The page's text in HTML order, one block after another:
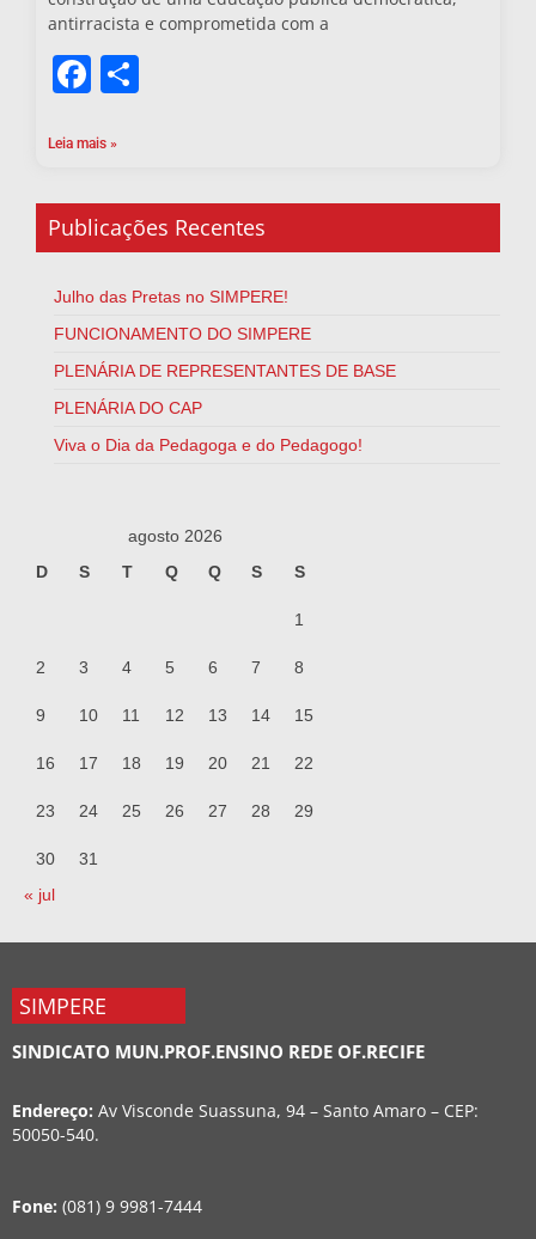
antirracista e comprometida com a
Facebook
Leia mais »
Publicações Recentes
Julho das Pretas no SIMPERE!
FUNCIONAMENTO DO SIMPERE
PLENÁRIA DE REPRESENTANTES DE BASE
PLENÁRIA DO CAP
Viva o Dia da Pedagoga e do Pedagogo!
agosto 2026
D
S T Q Q S S
1
2 3 4 5 6 7 8
9 10 11 12 13 14 15
16 17 18 19 20 21 22
23 24 25 26 27 28 29
30
31
« jul
SIMPERE
SINDICATO MUN.PROF.ENSINO REDE OF.RECIFE
Endereço: Av Visconde Suassuna, 94 – Santo Amaro – CEP:
50050-540.
Fone: (081) 9 9981-7444